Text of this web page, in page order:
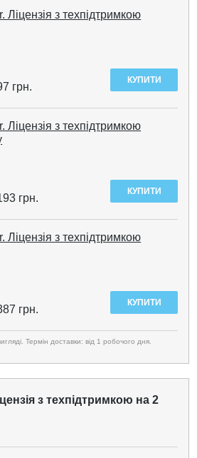
Ліцензія з техпідтримкою
грн.
Ліцензія з техпідтримкою
грн.
Ліцензія з техпідтримкою
грн.
Термін доставки: від 1 робочого дня.
з техпідтримкою на 2